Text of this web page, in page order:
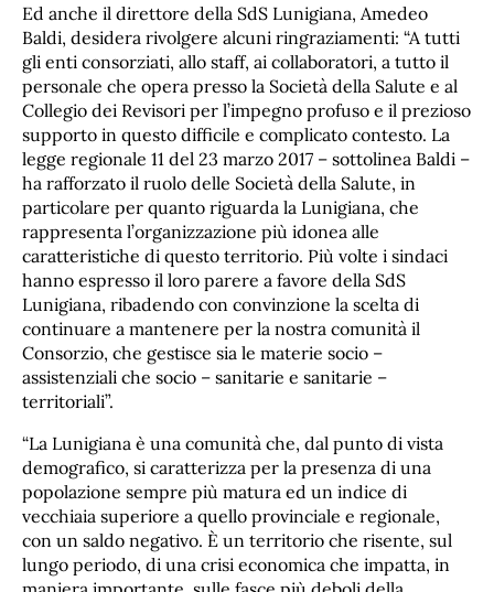
Ed anche il direttore della SdS Lunigiana, Amedeo
Baldi, desidera rivolgere alcuni ringraziamenti: “A tutti
gli enti consorziati, allo staff, ai collaboratori, a tutto il
personale che opera presso la Società della Salute e al
Collegio dei Revisori per l’impegno profuso e il prezioso
supporto in questo difficile e complicato contesto. La
legge regionale 11 del 23 marzo 2017 – sottolinea Baldi –
ha rafforzato il ruolo delle Società della Salute, in
particolare per quanto riguarda la Lunigiana, che
rappresenta l’organizzazione più idonea alle
caratteristiche di questo territorio. Più volte i sindaci
hanno espresso il loro parere a favore della SdS
Lunigiana, ribadendo con convinzione la scelta di
continuare a mantenere per la nostra comunità il
Consorzio, che gestisce sia le materie socio –
assistenziali che socio – sanitarie e sanitarie –
territoriali”.
“La Lunigiana è una comunità che, dal punto di vista
demografico, si caratterizza per la presenza di una
popolazione sempre più matura ed un indice di
vecchiaia superiore a quello provinciale e regionale,
con un saldo negativo. È un territorio che risente, sul
lungo periodo, di una crisi economica che impatta, in